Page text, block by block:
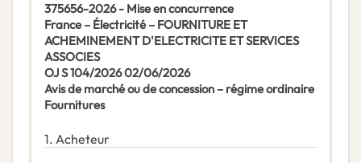
375656-2026 - Mise en concurrence
France – Électricité – FOURNITURE ET
ACHEMINEMENT D'ELECTRICITE ET SERVICES
ASSOCIES
OJ S 104/2026 02/06/2026
Avis de marché ou de concession – régime ordinaire
Fournitures
1. Acheteur